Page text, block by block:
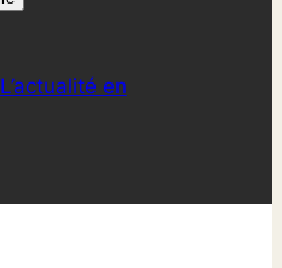
L’actualité en